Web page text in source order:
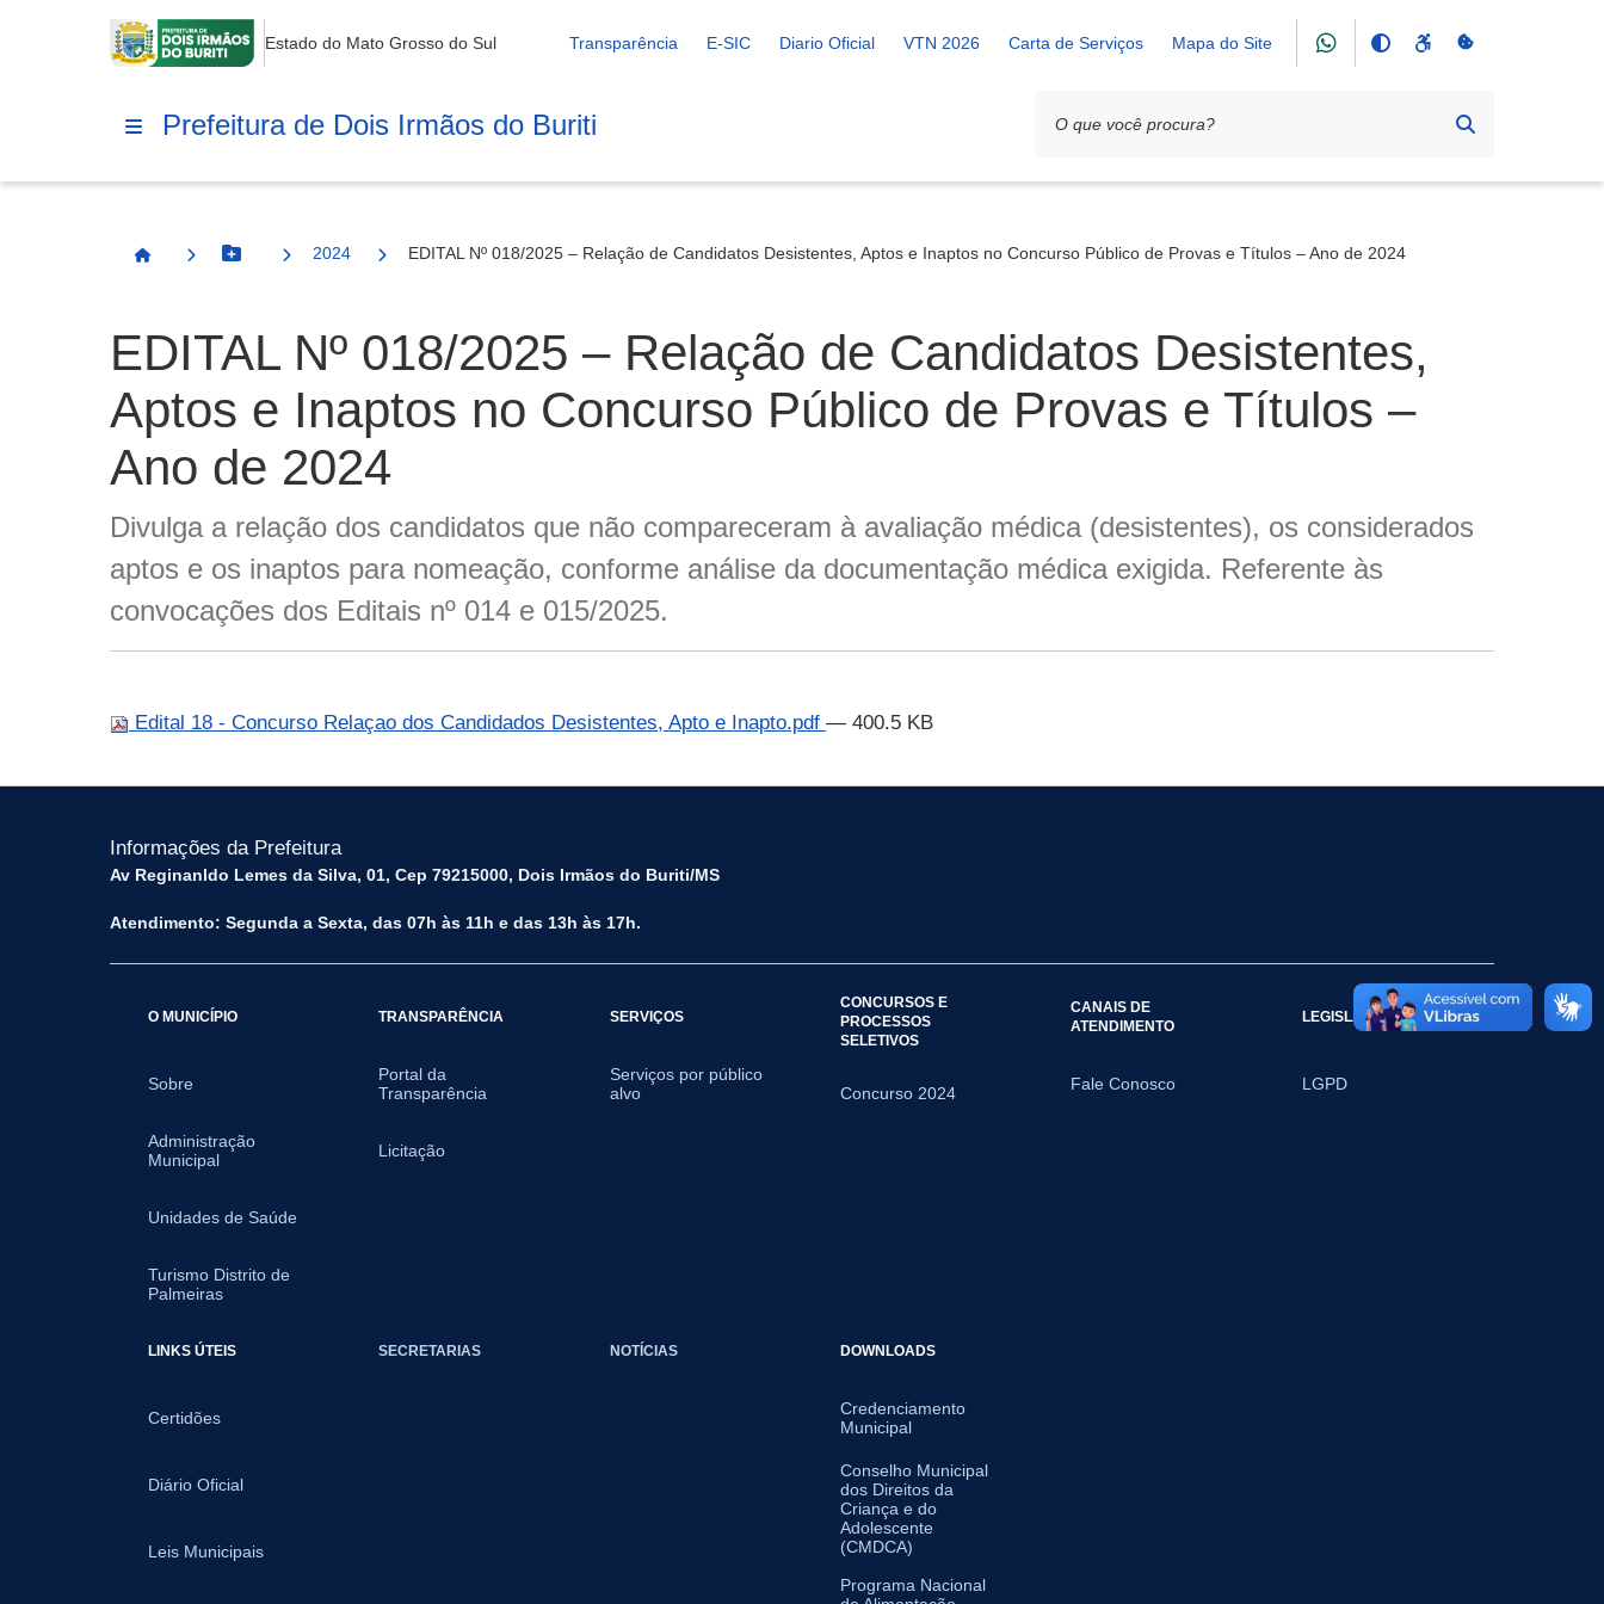
Estado do Mato Grosso do Sul Transparência E-SIC Diario Oficial VTN 2026 Carta de Serviços Mapa do Site
Prefeitura de Dois Irmãos do Buriti
Página InicialBotão Menu
2024 EDITAL Nº 018/2025 – Relação de Candidatos Desistentes, Aptos e Inaptos no Concurso Público de Provas e Títulos – Ano de 2024
EDITAL Nº 018/2025 – Relação de Candidatos Desistentes,
Aptos e Inaptos no Concurso Público de Provas e Títulos –
Ano de 2024
Divulga a relação dos candidatos que não compareceram à avaliação médica (desistentes), os considerados
aptos e os inaptos para nomeação, conforme análise da documentação médica exigida. Referente às
convocações dos Editais nº 014 e 015/2025.
Edital 18 - Concurso Relaçao dos Candidados Desistentes, Apto e Inapto.pdf — 400.5 KB
Informações da Prefeitura
Av Reginanldo Lemes da Silva, 01, Cep 79215000, Dois Irmãos do Buriti/MS
Atendimento: Segunda a Sexta, das 07h às 11h e das 13h às 17h.
O MUNICÍPIO
Sobre
Administração
Municipal
Unidades de Saúde
Turismo Distrito de
Palmeiras
TRANSPARÊNCIA
Portal da
Transparência
Licitação
SERVIÇOS
Serviços por público
alvo
CONCURSOS E
PROCESSOS
SELETIVOS
Concurso 2024
CANAIS DE
ATENDIMENTO
Fale Conosco
LEGISLAÇÃO
LGPD
LINKS ÚTEIS
Certidões
Diário Oficial
Leis Municipais
SECRETARIAS NOTÍCIAS DOWNLOADS
Credenciamento
Municipal
Conselho Municipal
dos Direitos da
Criança e do
Adolescente
(CMDCA)
Programa Nacional